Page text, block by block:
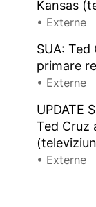
Kansas
• Externe
SUA:
primare
• Externe
UPDATE
Ted Cruz
• Externe